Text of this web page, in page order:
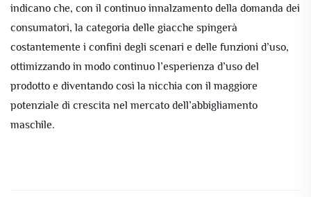
indicano che, con il continuo innalzamento della domanda dei
consumatori, la categoria delle giacche spingerà
costantemente i confini degli scenari e delle funzioni d’uso,
ottimizzando in modo continuo l’esperienza d’uso del
prodotto e diventando così la nicchia con il maggiore
potenziale di crescita nel mercato dell’abbigliamento
maschile.